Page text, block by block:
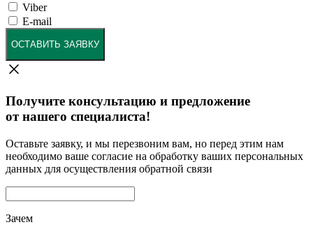
Viber
E-mail
ОСТАВИТЬ ЗАЯВКУ
Получите консультацию и предложение
от нашего специалиста!
Оставьте заявку, и мы перезвоним вам, но перед этим нам
необходимо ваше согласие на обработку ваших персональных
данных для осуществления обратной связи
Зачем